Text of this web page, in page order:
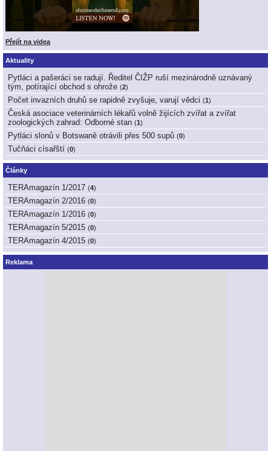
Přejít na videa
Aktuality
Pytláci a pašeráci se radují. Ředitel ČIŽP ruší mezinárodně uznávaný
tým, potírající obchod s ohrože (2)
Počet invazních druhů se rapidně zvyšuje, varují vědci (1 )
Česká asociace veterinárních lékařů volně žijících zvířat a zvířat
zoologických zahrad: Odborné stan (1 )
Pytláci slonů v Botswaně otrávili přes 500 supů (0)
Tučňáci císařští (0)
Články
TERAmagazín 1/2017 (4)
TERAmagazín 2/2016 (0)
TERAmagazín 1/2016 (0)
TERAmagazín 5/2015 (0)
TERAmagazín 4/2015 (0)
Reklama